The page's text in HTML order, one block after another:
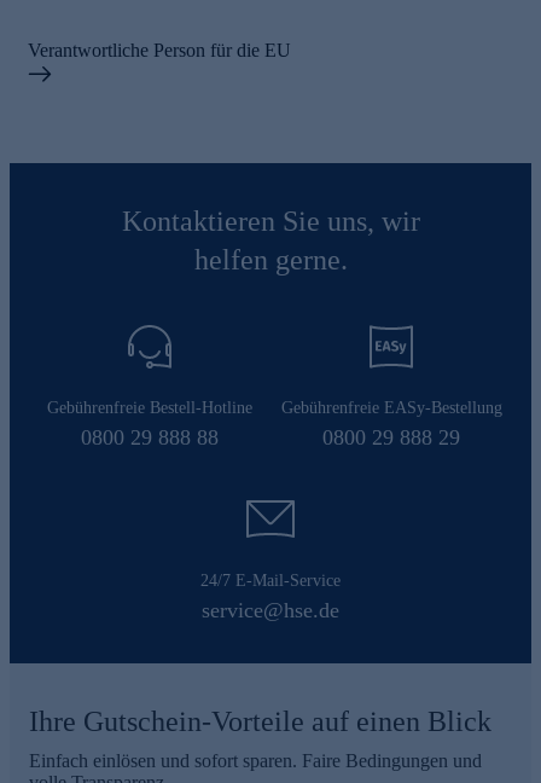
Verantwortliche Person für die EU
Kontaktieren Sie uns, wir
helfen gerne.
Gebührenfreie Bestell-Hotline
0800 29 888 88
Gebührenfreie EASy-Bestellung
0800 29 888 29
24/7 E-Mail-Service
service@hse.de
Ihre Gutschein-Vorteile auf einen Blick
Einfach einlösen und sofort sparen. Faire Bedingungen und